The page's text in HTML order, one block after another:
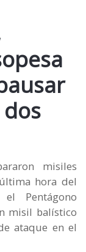
misiles
hora del
Pentágono
misil balístico
ataque en el